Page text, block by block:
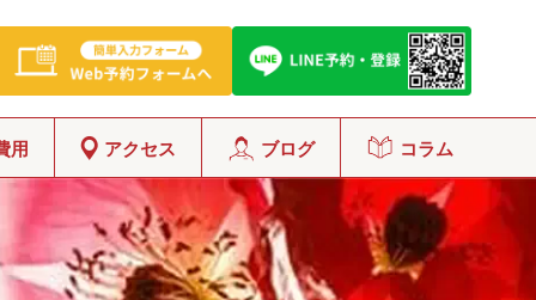
用 アクセス ブログ コラム